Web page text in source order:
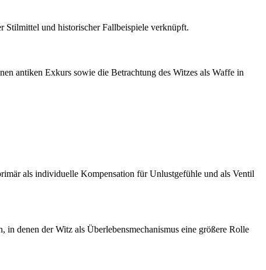
Stilmittel und historischer Fallbeispiele verknüpft.
antiken Exkurs sowie die Betrachtung des Witzes als Waffe in
als individuelle Kompensation für Unlustgefühle und als Ventil
denen der Witz als Überlebensmechanismus eine größere Rolle